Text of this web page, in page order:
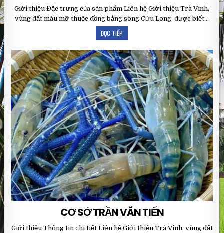
Giới thiệu Đặc trưng của sản phẩm Liên hệ Giới thiệu Trà Vinh,
vùng đất màu mỡ thuộc đồng bằng sông Cửu Long, được biết…
ĐỌC TIẾP
CƠ SỞ TRẦN VĂN TIẾN
Giới thiệu Thông tin chi tiết Liên hệ Giới thiệu Trà Vinh, vùng đất